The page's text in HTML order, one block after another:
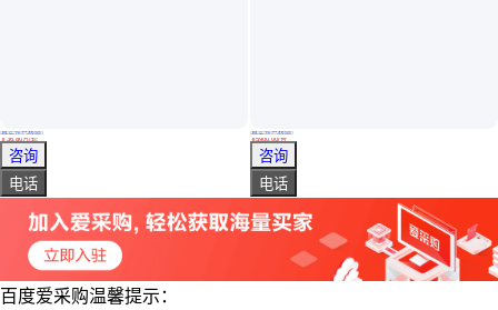
氧氯化锆蒸发器 氧氯化锆浓缩蒸发设备 氧氯化锆蒸发结晶装置
真实性已核验
￥ 36.80万/套
山东青岛
咨询
电话
冷凝结晶切片机 不锈钢转股滚筒刮板干燥机 伟杰环化
真实性已核验
￥5900 .00/台
江苏无锡
咨询
电话
百度爱采购温馨提示：